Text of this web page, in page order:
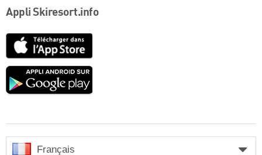
Appli Skiresort.info
Google
Français